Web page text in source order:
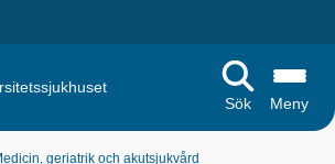
Sök
Meny
geriatrik och akutsjukvård